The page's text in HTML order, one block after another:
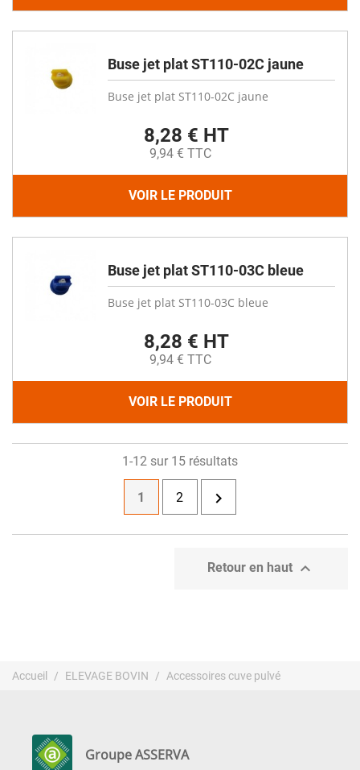
Buse jet plat ST110-02C jaune
Buse jet plat ST110-02C jaune
8,28 € HT
9,94 € TTC
VOIR LE PRODUIT
Buse jet plat ST110-03C bleue
Buse jet plat ST110-03C bleue
8,28 € HT
9,94 € TTC
VOIR LE PRODUIT
1-12 sur 15 résultats
1 2 
Retour en haut 
Accueil ELEVAGE BOVIN Accessoires cuve pulvé
Groupe ASSERVA